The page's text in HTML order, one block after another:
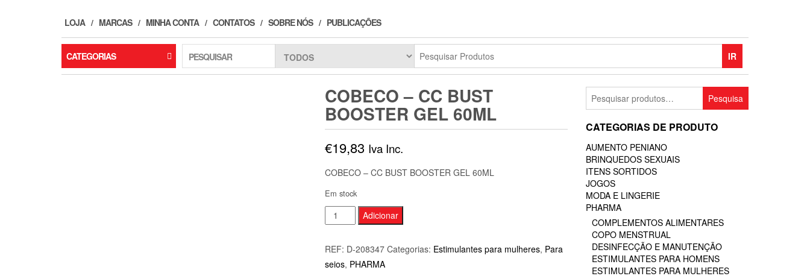
LOJA MARCAS MINHA CONTA CONTATOS SOBRE NÓS PUBLICAÇÕES
CATEGORIAS PESQUISAR IR
COBECO – CC BUST
BOOSTER GEL 60ML
€19,83 Iva Inc.
COBECO – CC BUST BOOSTER GEL 60ML
Em stock
Quantidade
de
COBECO
Adicionar
REF: D-208347 Categorias: Estimulantes para mulheres, Para
seios, PHARMA
Pesquisar
por:
Pesquisa
CATEGORIAS DE PRODUTO
AUMENTO PENIANO
BRINQUEDOS SEXUAIS
ITENS SORTIDOS
JOGOS
MODA E LINGERIE
PHARMA
COMPLEMENTOS ALIMENTARES
COPO MENSTRUAL
DESINFECÇÃO E MANUTENÇÃO
ESTIMULANTES PARA HOMENS
ESTIMULANTES PARA MULHERES